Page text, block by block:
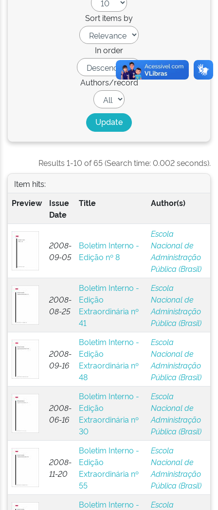
Sort items by
In order
Authors/record
Results 1-10 of 65 (Search time: 0.002 seconds).
Item hits:
Preview
Issue
Date
Title Author(s)
2008-
09-05
Boletim Interno -
Edição nº 8
Escola
Nacional de
Administração
Pública (Brasil)
2008-
08-25
Boletim Interno -
Edição
Extraordinária nº
41
Escola
Nacional de
Administração
Pública (Brasil)
2008-
09-16
Boletim Interno -
Edição
Extraordinária nº
48
Escola
Nacional de
Administração
Pública (Brasil)
2008-
06-16
Boletim Interno -
Edição
Extraordinária nº
30
Escola
Nacional de
Administração
Pública (Brasil)
2008-
11-20
Boletim Interno -
Edição
Extraordinária nº
55
Escola
Nacional de
Administração
Pública (Brasil)
Boletim Interno -
Escola